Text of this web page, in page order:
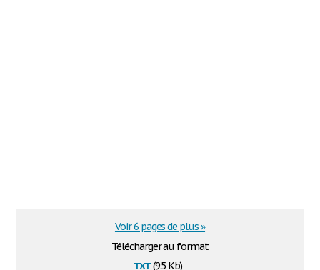
Télécharger au format
txt(9.5 Kb)
Voir 6 pages de plus »